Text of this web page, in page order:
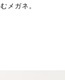
メガネ。